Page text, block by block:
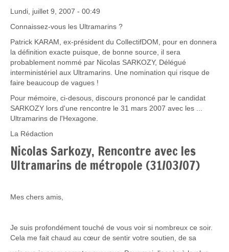
Lundi, juillet 9, 2007 - 00:49
Connaissez-vous les Ultramarins ?
Patrick KARAM, ex-président du CollectifDOM, pour en donnera
la définition exacte puisque, de bonne source, il sera
probablement nommé par Nicolas SARKOZY, Délégué
interministériel aux Ultramarins. Une nomination qui risque de
faire beaucoup de vagues !
Pour mémoire, ci-desous, discours prononcé par le candidat
SARKOZY lors d'une rencontre le 31 mars 2007 avec les ...
Ultramarins de l'Hexagone.
La Rédaction
Nicolas Sarkozy, Rencontre avec les
Ultramarins de métropole (31/03/07)
Mes chers amis,
Je suis profondément touché de vous voir si nombreux ce soir.
Cela me fait chaud au cœur de sentir votre soutien, de sa